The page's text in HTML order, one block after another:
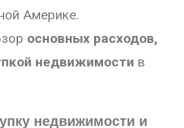
Америке.
основных расходов,
недвижимости в
недвижимости и